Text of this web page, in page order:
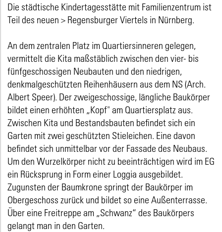
Die städtische Kindertagesstätte mit Familienzentrum ist
Teil des neuen > Regensburger Viertels in Nürnberg.
An dem zentralen Platz im Quartiersinneren gelegen,
vermittelt die Kita maßstäblich zwischen den vier- bis
fünfgeschossigen Neubauten und den niedrigen,
denkmalgeschützten Reihenhäusern aus dem NS (Arch.
Albert Speer). Der zweigeschossige, längliche Baukörper
bildet einen erhöhten „Kopf" am Quartiersplatz aus.
Zwischen Kita und Bestandsbauten befindet sich ein
Garten mit zwei geschützten Stieleichen. Eine davon
befindet sich unmittelbar vor der Fassade des Neubaus.
Um den Wurzelkörper nicht zu beeinträchtigen wird im EG
ein Rücksprung in Form einer Loggia ausgebildet.
Zugunsten der Baumkrone springt der Baukörper im
Obergeschoss zurück und bildet so eine Außenterrasse.
Über eine Freitreppe am „Schwanz“ des Baukörpers
gelangt man in den Garten.